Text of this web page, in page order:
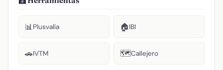
📊Plusvalía 🏠IBI
🚗IVTM 🗺️Callejero